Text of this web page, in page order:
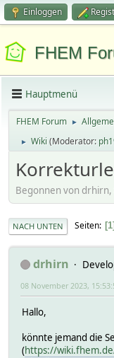
Einloggen
FHEM
Hauptmenü
FHEM Forum ►
► Wiki(Moderator:
Begonnen von
NACH UNTEN Seiten 1
drhirn
08 November 2023,
Hallo,
könnte jemand die
(https://